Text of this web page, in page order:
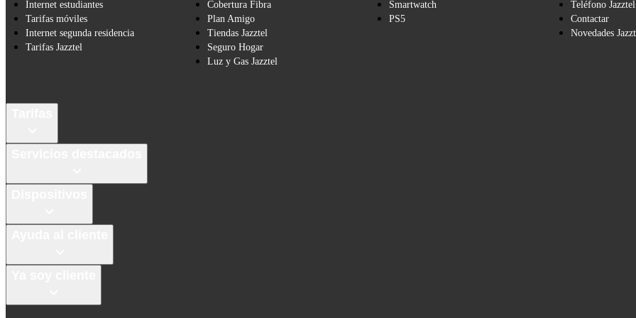
Internet estudiantes
Tarifas móviles
Internet segunda residencia
Tarifas Jazztel
Cobertura Fibra
Plan Amigo
Tiendas Jazztel
Seguro Hogar
Luz y Gas Jazztel
Smartwatch
PS5
Teléfono Jazztel
Contactar
Novedades